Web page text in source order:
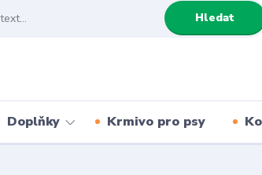
Hledat
Doplňky Krmivo pro psy